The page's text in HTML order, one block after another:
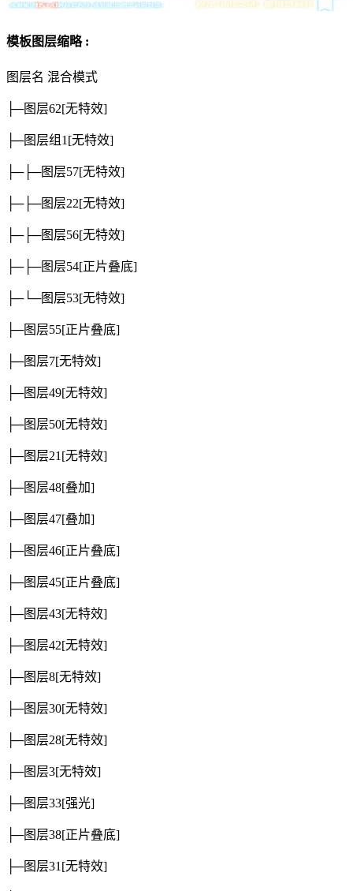
模板图层缩略 :
图层名 混合模式
├─图层62[无特效]
├─图层组1 [无特效]
├─├─图层57[无特效]
├─├─图层22[无特效]
├─├─图层56[无特效]
├─├─图层54[正片叠底]
├─└─图层53[无特效]
├─图层55[正片叠底]
├─图层7[无特效]
├─图层49[无特效]
├─图层50[无特效]
├─图层21 [无特效]
├─图层48[叠加]
├─图层47[叠加]
├─图层46[正片叠底]
├─图层45[正片叠底]
├─图层43[无特效]
├─图层42[无特效]
├─图层8[无特效]
├─图层30[无特效]
├─图层28[无特效]
├─图层3[无特效]
├─图层33[强光]
├─图层38[正片叠底]
├─图层31 [无特效]